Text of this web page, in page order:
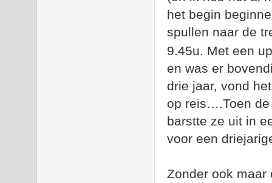
het begin
spullen naar de
9.45u. Met een
en was er
drie jaar, vond
op reis….Toen de
barstte ze uit in
voor een
Zonder ook maar